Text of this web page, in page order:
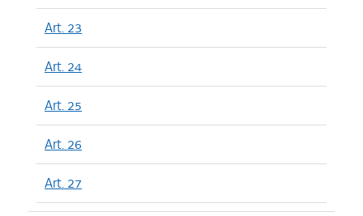
Art. 23
Art. 24
Art. 25
Art. 26
Art. 27